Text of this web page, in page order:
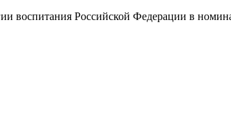
воспитания Российской Федерации в